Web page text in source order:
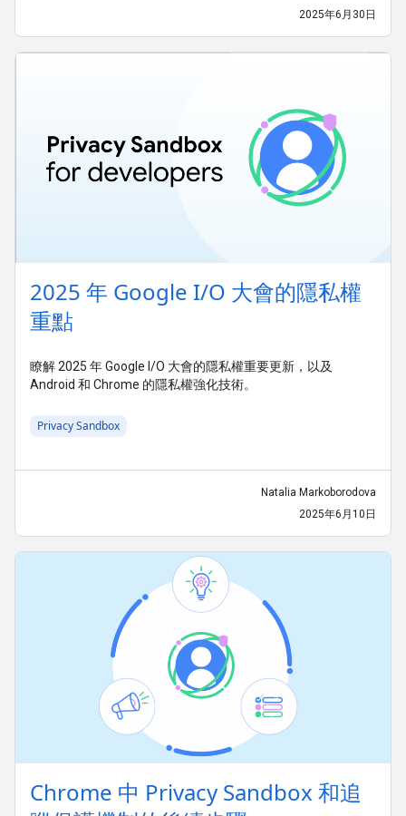
2025年6月30日
2025 年 Google I/O 大會的隱私權
重點
瞭解 2025 年 Google I/O 大會的隱私權重要更新，以及
Android 和 Chrome 的隱私權強化技術。
Privacy Sandbox
Natalia Markoborodova
2025年6月10日
Chrome 中 Privacy Sandbox 和追